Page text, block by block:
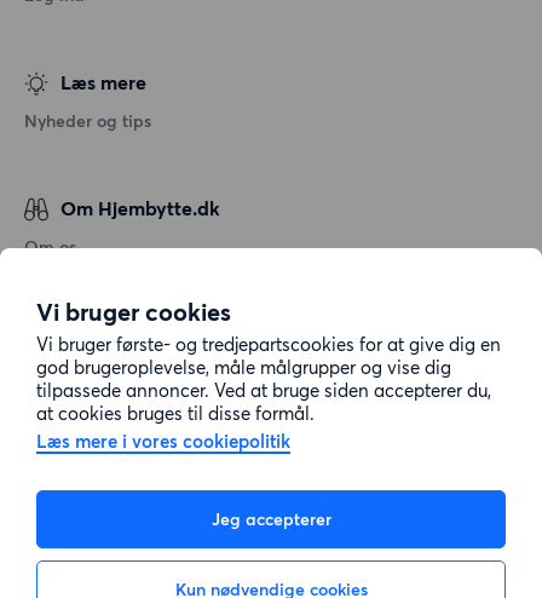
Vi bruger cookies
Vi bruger første- og tredjepartscookies for at give dig en
god brugeroplevelse, måle målgrupper og vise dig
tilpassede annoncer. Ved at bruge siden accepterer du,
at cookies bruges til disse formål.
Læs mere i vores cookiepolitik
Jeg accepterer
Kun nødvendige cookies
Læs mere
Nyheder og tips
Om Hjembytte.dk
Om os
Behandling af personoplysninger
Cookiepolitik
Sitemap